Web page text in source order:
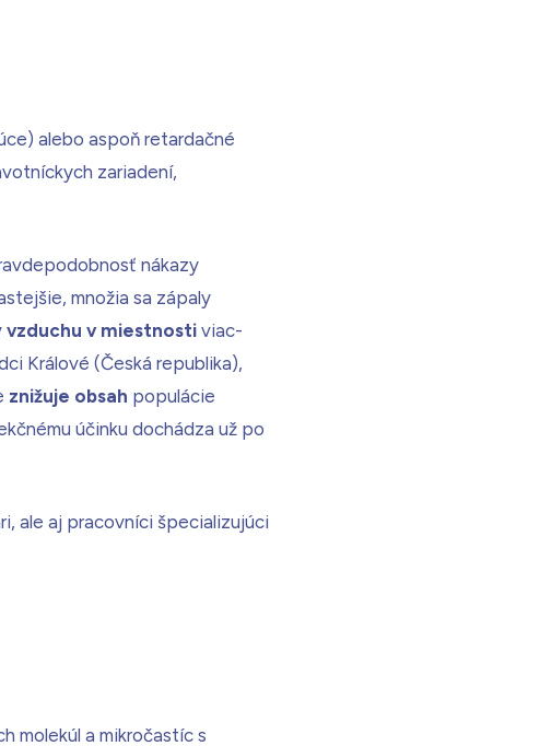
alebo aspoň retardačné
zariadení,
nákazy
množia sa zápaly
vzduchu v miestnostiviac-
Králové (Česká republika),
znižuje obsah populácie
účinku dochádza už po
ale aj pracovníci špecializujúci
molekúl a mikročastíc s